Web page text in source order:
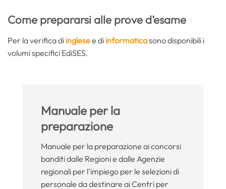
Come prepararsi alle prove d’esame
Per la verifica di inglesee di informaticasono disponibili i
volumi specifici EdiSES.
Manuale per la
preparazione
Manuale per la preparazione ai concorsi
banditi dalle Regioni e dalle Agenzie
regionali per l’impiego per le selezioni di
personale da destinare ai Centri per